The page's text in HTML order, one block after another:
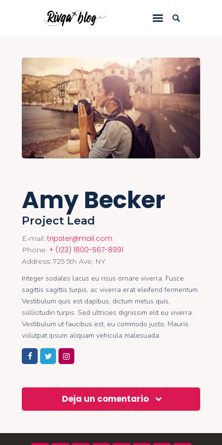
Inicio
Blog
Viajes
Riviews
Recursos
Acerca de
Amy Becker
Project Lead
E-mail: tripster@mail.com
Phone: + (123) 1800-567-8991
Address: 725 5th Ave, NY
Integer sodales lacus eu risus ornare viverra. Fusce
sagittis sagittis turpis, ac viverra erat eleifend fermentum.
Vestibulum quis est dapibus, dictum metus quis,
sollicitudin turpis. Sed ultricies dignissim elit eu viverra.
Vestibulum ut faucibus est, eu commodo justo. Mauris
volutpat ipsum aliquam vehicula malesuada.
Deja un comentario